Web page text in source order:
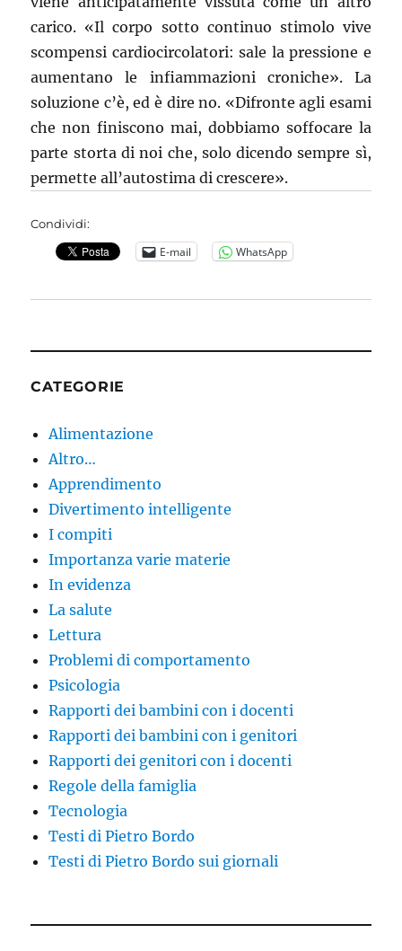
carico. «Il corpo sotto continuo stimolo vive
scompensi cardiocircolatori: sale la pressione e
aumentano le infiammazioni croniche». La
soluzione c’è, ed è dire no. «Difronte agli esami
che non finiscono mai, dobbiamo soffocare la
parte storta di noi che, solo dicendo sempre sì,
permette all’autostima di crescere».
Condividi:
E-mail WhatsApp
CATEGORIE
Alimentazione
Altro…
Apprendimento
Divertimento intelligente
I compiti
Importanza varie materie
In evidenza
La salute
Lettura
Problemi di comportamento
Psicologia
Rapporti dei bambini con i docenti
Rapporti dei bambini con i genitori
Rapporti dei genitori con i docenti
Regole della famiglia
Tecnologia
Testi di Pietro Bordo
Testi di Pietro Bordo sui giornali